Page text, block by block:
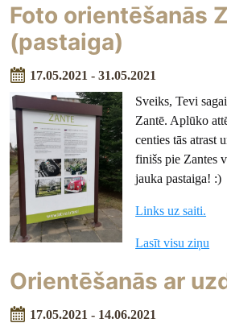
Foto orientēšanās
(pastaiga)
17.05.2021 - 31.05.2021
Sveiks, Tevi
Zantē. Aplūko
centies tās atrast
finišs pie Zantes
jauka pastaiga! :)
Links uz saiti.
Lasīt visu ziņu
Orientēšanās ar
17.05.2021 - 14.06.2021